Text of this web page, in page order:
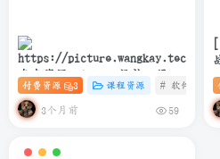
夸克资源：APP UI设计入门课
程资料（课件+视频）
付费资源 3 课程资源 # 软件 #
3个月前 59